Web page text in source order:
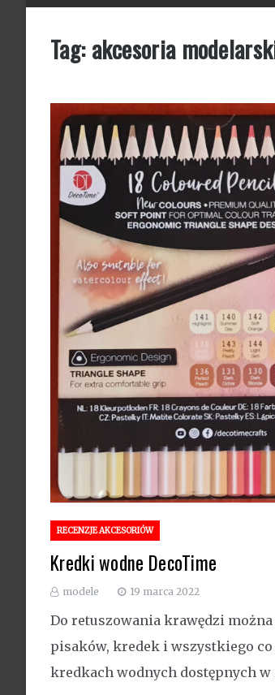
Tag:akcesoria
RECENZJE AKCESORIÓW
Kredki wodne DecoTime
modele 19 marca 2022
Do retuszowania krawędzi
pisaków, kredek i wszystkiego co
kredkach wodnych dostępnych w